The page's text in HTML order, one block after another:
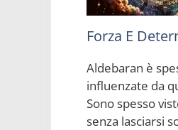
Forza E
Aldebaran è
influenzate da
Sono spesso
senza lasciarsi